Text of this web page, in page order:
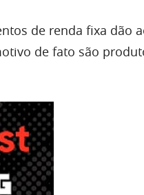
de renda fixa dão
de fato são